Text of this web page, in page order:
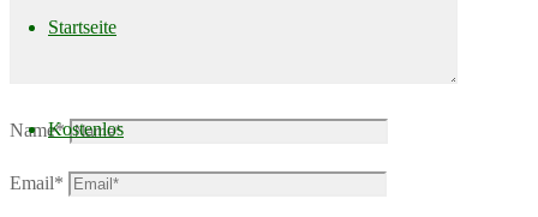
Startseite
Kostenlos
Name*
Email*